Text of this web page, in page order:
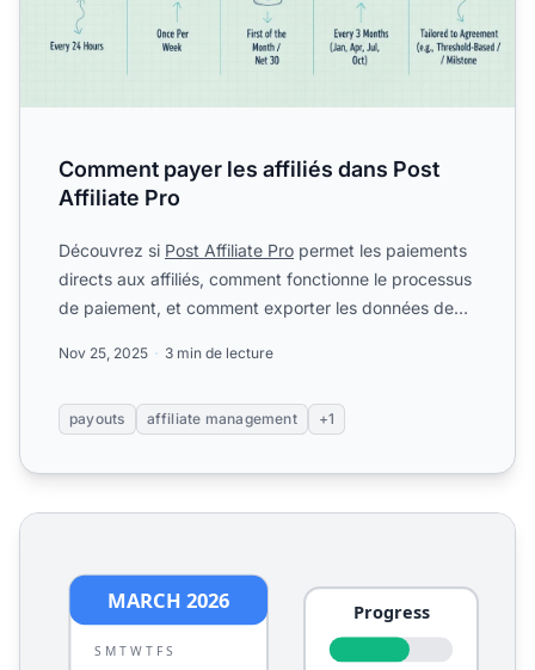
Comment payer les affiliés dans Post
Affiliate Pro
Découvrez si Post Affiliate Pro permet les paiements
directs aux affiliés, comment fonctionne le processus
de paiement, et comment exporter les données de
Nov 25, 2025 3 min de lecture
payouts affiliate management +1
Calculateur de seuil de paiement d'affiliation -